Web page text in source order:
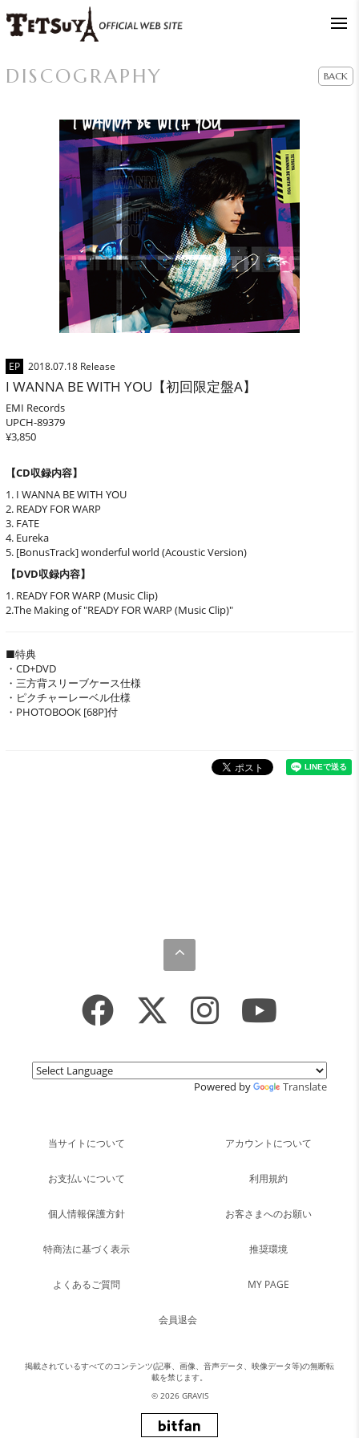
DISCOGRAPHY BACK
EP 2018.07.18 Release
I WANNA BE WITH YOU【初回限定盤A】
EMI Records
UPCH-89379
¥3,850
【CD収録内容】
1. I WANNA BE WITH YOU
2. READY FOR WARP
3. FATE
4. Eureka
5. [BonusTrack] wonderful world (Acoustic Version)
【DVD収録内容】
1. READY FOR WARP (Music Clip)
2.The Making of "READY FOR WARP (Music Clip)"
■特典
・CD+DVD
・三方背スリーブケース仕様
・ピクチャーレーベル仕様
・PHOTOBOOK [68P]付
Powered by Translate
当サイトについて アカウントについて
お支払いについて 利用規約
個人情報保護方針 お客さまへのお願い
特商法に基づく表示 推奨環境
よくあるご質問 MY PAGE
会員退会
掲載されているすべてのコンテンツ(記事、画像、音声データ、映像データ等)の無断転
載を禁じます。
© 2026 GRAVIS